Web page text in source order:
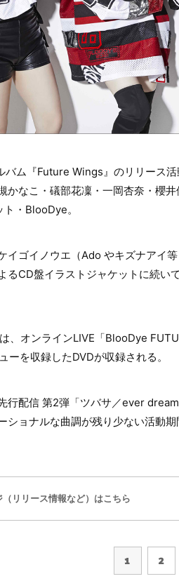
バム『Future Wings』のリリース
かなこ・礒部花凜・一岡杏奈・櫻
・BlooDye。
イゴイノウエ（Ado やキズナアイ
るCD盤イラストジャケットに続
、オンラインLIVE「BlooDye
ーを収録したDVDが収録される。
行配信 第2弾「ツバサ／ever
ショナルな曲調が残り少ない活動
（リリース情報など）はこちら
1 2